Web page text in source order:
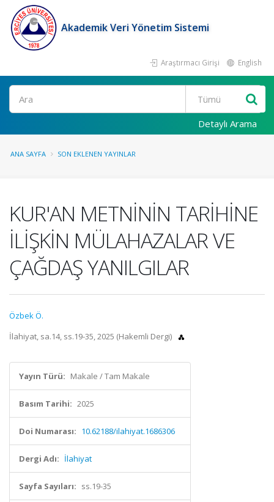
Akademik Veri Yönetim Sistemi
Araştırmacı Girişi English
Ara
Detaylı Arama
ANA SAYFA SON EKLENEN YAYINLAR
KUR'AN METNİNİN TARİHİNE
İLİŞKİN MÜLAHAZALAR VE
ÇAĞDAŞ YANILGILAR
Özbek Ö.
İlahiyat, sa.14, ss.19-35, 2025 (Hakemli Dergi)
Yayın Türü: Makale / Tam Makale
Basım Tarihi: 2025
Doi Numarası: 10.62188/ilahiyat.1686306
Dergi Adı: İlahiyat
Sayfa Sayıları: ss.19-35